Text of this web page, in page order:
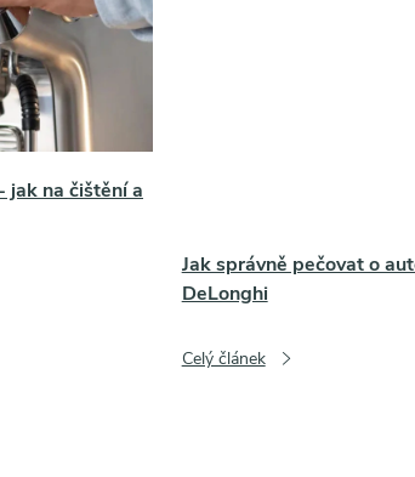
jak na čištění a
Jak správně pečovat o
DeLonghi
Celý článek